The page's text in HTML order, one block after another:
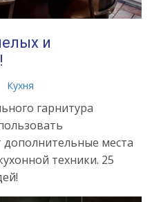
и
Кухня
гарнитура
дополнительные места
техники. 25